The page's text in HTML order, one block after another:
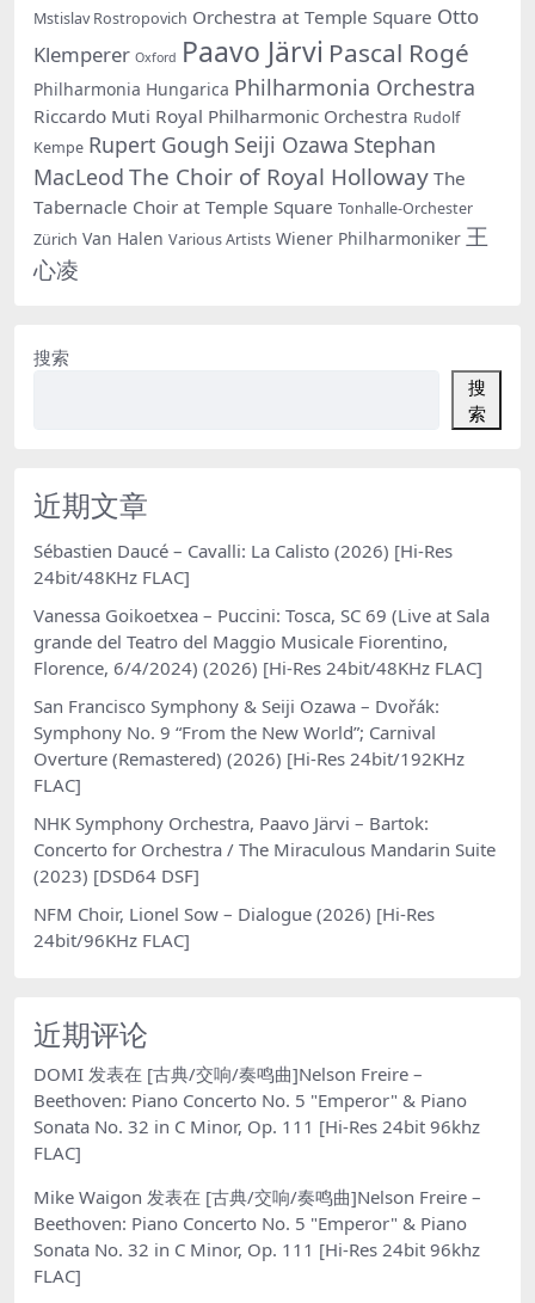
Mstislav Rostropovich Orchestra at Temple Square Otto
Klemperer Oxford Paavo Järvi Pascal Rogé
Philharmonia Hungarica Philharmonia Orchestra
Riccardo Muti Royal Philharmonic Orchestra Rudolf
Kempe Rupert Gough Seiji Ozawa Stephan
MacLeod The Choir of Royal Holloway The
Tabernacle Choir at Temple Square Tonhalle-Orchester
Zürich Van Halen Various Artists Wiener Philharmoniker 王
心凌
搜索
搜
索
近期文章
Sébastien Daucé – Cavalli: La Calisto (2026) [Hi-Res
24bit/48KHz FLAC]
Vanessa Goikoetxea – Puccini: Tosca, SC 69 (Live at Sala
grande del Teatro del Maggio Musicale Fiorentino,
Florence, 6/4/2024) (2026) [Hi-Res 24bit/48KHz FLAC]
San Francisco Symphony & Seiji Ozawa – Dvořák:
Symphony No. 9 “From the New World”; Carnival
Overture (Remastered) (2026) [Hi-Res 24bit/192KHz
FLAC]
NHK Symphony Orchestra, Paavo Järvi – Bartok:
Concerto for Orchestra / The Miraculous Mandarin Suite
(2023) [DSD64 DSF]
NFM Choir, Lionel Sow – Dialogue (2026) [Hi-Res
24bit/96KHz FLAC]
近期评论
DOMI 发表在 [古典/交响/奏鸣曲]Nelson Freire –
Beethoven: Piano Concerto No. 5 "Emperor" & Piano
Sonata No. 32 in C Minor, Op. 111 [Hi-Res 24bit 96khz
FLAC]
Mike Waigon 发表在 [古典/交响/奏鸣曲]Nelson Freire –
Beethoven: Piano Concerto No. 5 "Emperor" & Piano
Sonata No. 32 in C Minor, Op. 111 [Hi-Res 24bit 96khz
FLAC]